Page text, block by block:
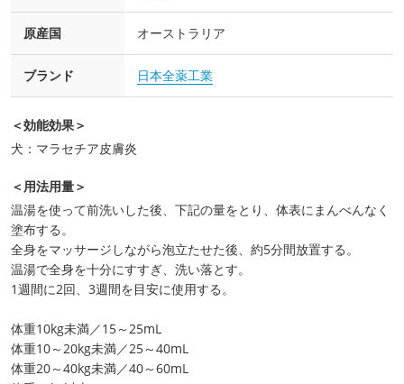
原産国 オーストラリア
ブランド 日本全薬工業
＜効能効果＞
犬：マラセチア皮膚炎
＜用法用量＞
温湯を使って前洗いした後、下記の量をとり、体表にまんべんなく
塗布する。
全身をマッサージしながら泡立たせた後、約5分間放置する。
温湯で全身を十分にすすぎ、洗い落とす。
1週間に2回、3週間を目安に使用する。
体重10kg未満／15～25mL
体重10～20kg未満／25～40mL
体重20～40kg未満／40～60mL